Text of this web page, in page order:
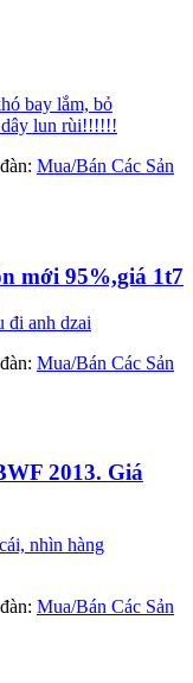
bay lắm, bỏ
dây lun rùi!!!!!!
Mua/Bán Các Sản
mới 95%,giá 1t7
đi anh dzai
Mua/Bán Các Sản
2013. Giá
nhìn hàng
Mua/Bán Các Sản